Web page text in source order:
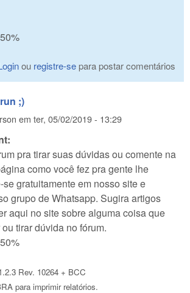
50%
ou registre-separa postar comentários
;)
em ter, 05/02/2019 - 13:29
pra tirar suas dúvidas ou comente na
como você fez pra gente lhe
gratuitamente em nosso site e
grupo de Whatsapp. Sugira artigos
aqui no site sobre alguma coisa que
tirar dúvida no fórum.
50%
Rev. 10264 + BCC
para imprimir relatórios.